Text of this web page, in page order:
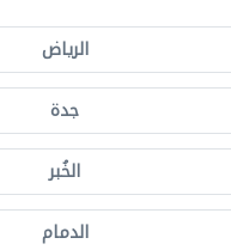
الرياض
جدة
الخُبر
الدمام